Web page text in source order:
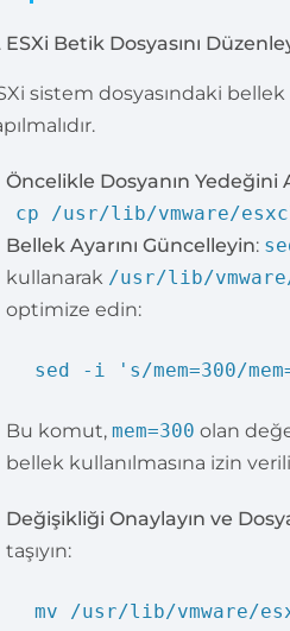
ESXi Betik Dosyasını
sistem dosyasındaki
Öncelikle Dosyanın Yedeğini
cp /usr/lib/vmware/
Bellek Ayarını Güncelleyin:
kullanarak /usr/lib/
optimize edin:
sed -i 's/mem=300/
Bu komut,mem=300 olan
bellek kullanılmasına izin
Değişikliği Onaylayın ve
taşıyın:
mv /usr/lib/vmware/